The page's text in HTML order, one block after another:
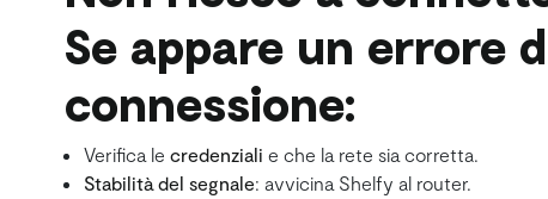
Se appare un errore
connessione:
Verifica le credenziali e che la rete sia corretta.
Stabilità del segnale: avvicina Shelfy al router.